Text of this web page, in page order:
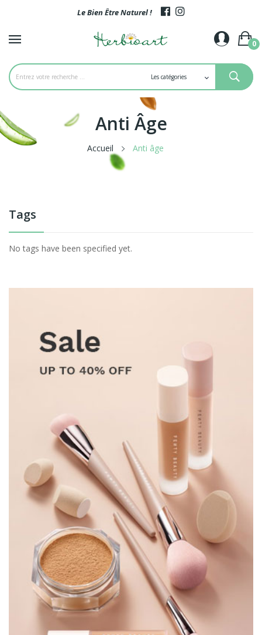
Le Bien Être Naturel !
0
Anti Âge
Accueil Anti âge
Tags
No tags have been specified yet.